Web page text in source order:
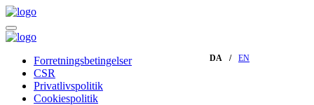
DA EN
Forretningsbetingelser
CSR
Privatlivspolitik
Cookiespolitik